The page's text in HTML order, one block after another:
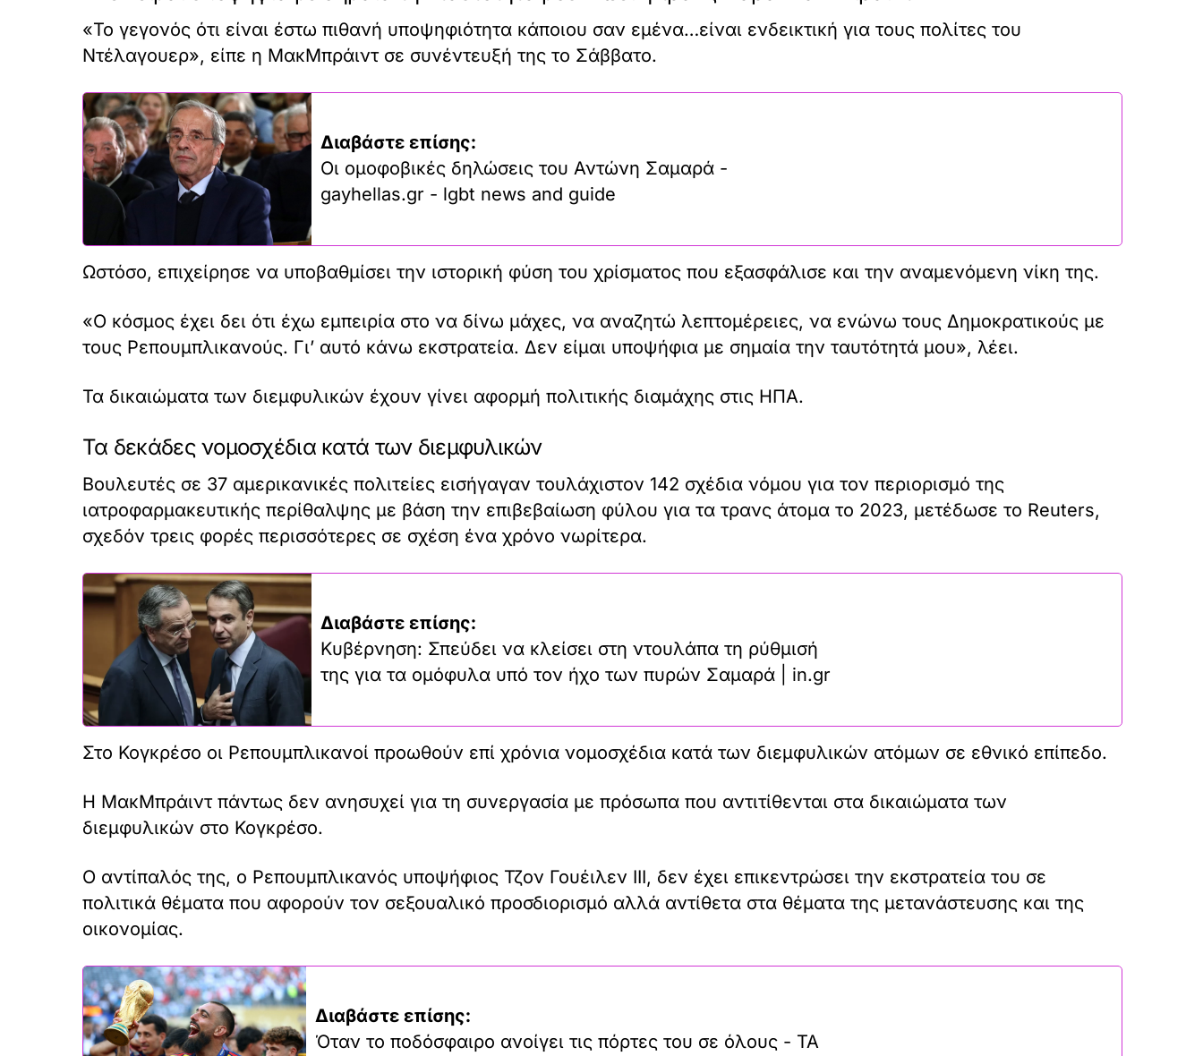
«Το γεγονός ότι είναι έστω πιθανή υποψηφιότητα κάποιου σαν εμένα…είναι ενδεικτική για τους πολίτες του
Ντέλαγουερ», είπε η ΜακΜπράιντ σε συνέντευξή της το Σάββατο.
Διαβάστε επίσης:
Οι ομοφοβικές δηλώσεις του Αντώνη Σαμαρά -
gayhellas.gr - lgbt news and guide
Ωστόσο, επιχείρησε να υποβαθμίσει την ιστορική φύση του χρίσματος που εξασφάλισε και την αναμενόμενη νίκη της.
«Ο κόσμος έχει δει ότι έχω εμπειρία στο να δίνω μάχες, να αναζητώ λεπτομέρειες, να ενώνω τους Δημοκρατικούς με
τους Ρεπουμπλικανούς. Γι’ αυτό κάνω εκστρατεία. Δεν είμαι υποψήφια με σημαία την ταυτότητά μου», λέει.
Τα δικαιώματα των διεμφυλικών έχουν γίνει αφορμή πολιτικής διαμάχης στις ΗΠΑ.
Τα δεκάδες νομοσχέδια κατά των διεμφυλικών
Βουλευτές σε 37 αμερικανικές πολιτείες εισήγαγαν τουλάχιστον 142 σχέδια νόμου για τον περιορισμό της
ιατροφαρμακευτικής περίθαλψης με βάση την επιβεβαίωση φύλου για τα τρανς άτομα το 2023, μετέδωσε το Reuters,
σχεδόν τρεις φορές περισσότερες σε σχέση ένα χρόνο νωρίτερα.
Διαβάστε επίσης:
Κυβέρνηση: Σπεύδει να κλείσει στη ντουλάπα τη ρύθμισή
της για τα ομόφυλα υπό τον ήχο των πυρών Σαμαρά | in.gr
Στο Κογκρέσο οι Ρεπουμπλικανοί προωθούν επί χρόνια νομοσχέδια κατά των διεμφυλικών ατόμων σε εθνικό επίπεδο.
Η ΜακΜπράιντ πάντως δεν ανησυχεί για τη συνεργασία με πρόσωπα που αντιτίθενται στα δικαιώματα των
διεμφυλικών στο Κογκρέσο.
Ο αντίπαλός της, ο Ρεπουμπλικανός υποψήφιος Τζον Γουέιλεν III, δεν έχει επικεντρώσει την εκστρατεία του σε
πολιτικά θέματα που αφορούν τον σεξουαλικό προσδιορισμό αλλά αντίθετα στα θέματα της μετανάστευσης και της
οικονομίας.
Διαβάστε επίσης:
Όταν το ποδόσφαιρο ανοίγει τις πόρτες του σε όλους - ΤΑ